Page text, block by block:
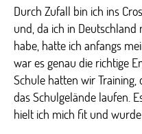
Durch Zufall bin ich ins
und, da ich in
habe, hatte ich anfangs
war es genau die richtige
Schule hatten wir
das Schulgelände laufen.
hielt ich mich fit und wurde